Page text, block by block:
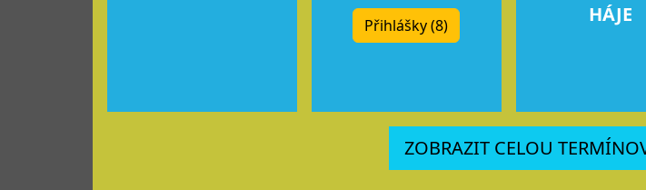
Přihlášky (8)
HÁJE
ZOBRAZIT CELOU